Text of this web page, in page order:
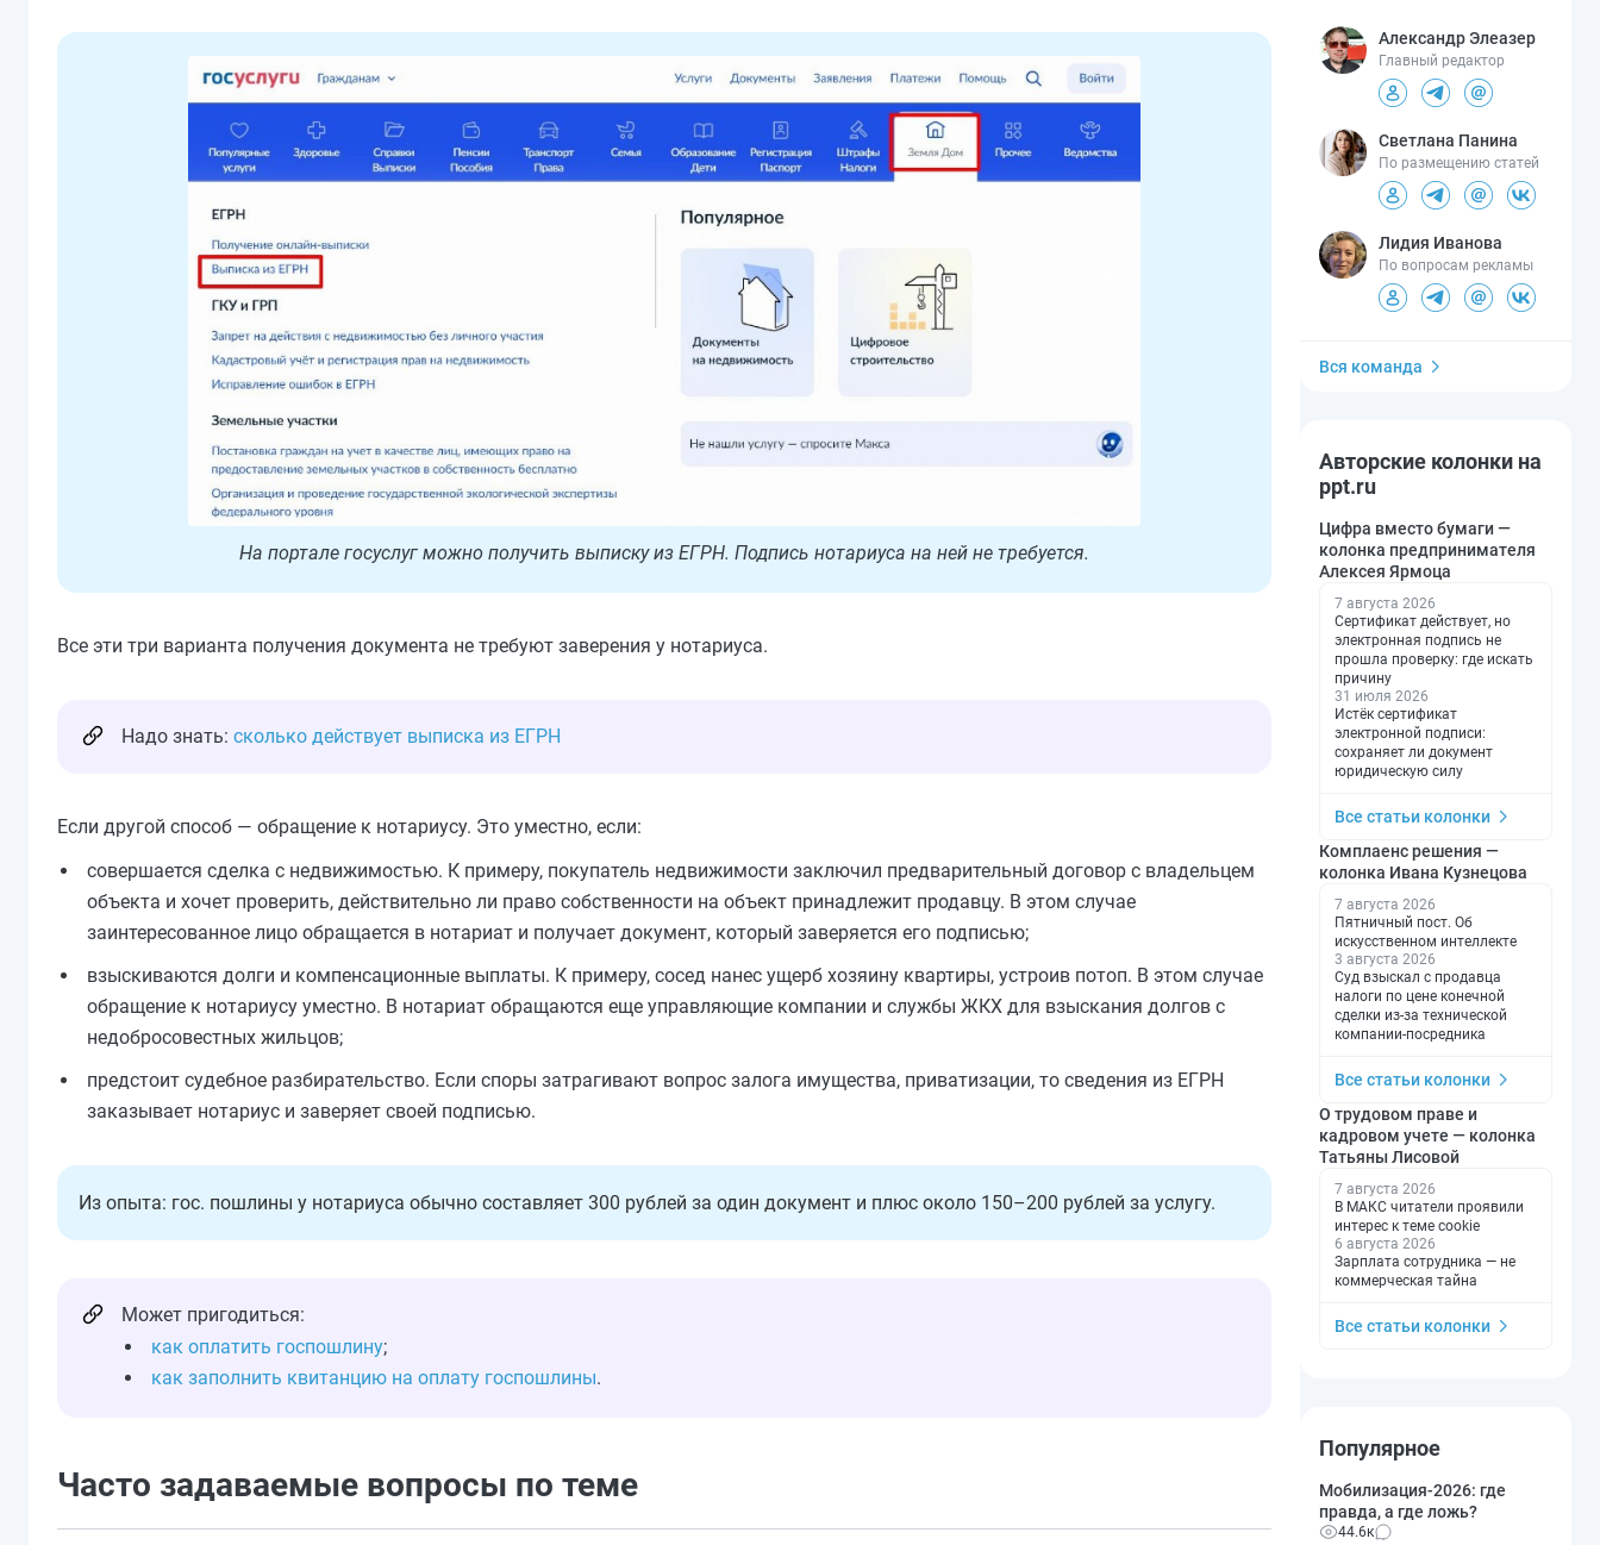
На портале госуслуг можно получить выписку из ЕГРН. Подпись нотариуса на ней не требуется.
Все эти три варианта получения документа не требуют заверения у нотариуса.
Надо знать: сколько действует выписка из ЕГРН
Если другой способ — обращение к нотариусу. Это уместно, если:
совершается сделка с недвижимостью. К примеру, покупатель недвижимости заключил предварительный договор с владельцем
объекта и хочет проверить, действительно ли право собственности на объект принадлежит продавцу. В этом случае
заинтересованное лицо обращается в нотариат и получает документ, который заверяется его подписью;
взыскиваются долги и компенсационные выплаты. К примеру, сосед нанес ущерб хозяину квартиры, устроив потоп. В этом случае
обращение к нотариусу уместно. В нотариат обращаются еще управляющие компании и службы ЖКХ для взыскания долгов с
недобросовестных жильцов;
предстоит судебное разбирательство. Если споры затрагивают вопрос залога имущества, приватизации, то сведения из ЕГРН
заказывает нотариус и заверяет своей подписью.
Из опыта: гос. пошлины у нотариуса обычно составляет 300 рублей за один документ и плюс около 150–200 рублей за услугу.
Может пригодиться:
как оплатить госпошлину;
как заполнить квитанцию на оплату госпошлины.
Часто задаваемые вопросы по теме
Александр Элеазер
Главный редактор
Светлана Панина
По размещению статей
Лидия Иванова
По вопросам рекламы
Вся команда
Авторские колонки на
ppt.ru
Цифра вместо бумаги —
колонка предпринимателя
Алексея Ярмоца
7 августа 2026
Сертификат действует, но
электронная подпись не
прошла проверку: где искать
причину
31 июля 2026
Истёк сертификат
электронной подписи:
сохраняет ли документ
юридическую силу
Все статьи колонки
Комплаенс решения —
колонка Ивана Кузнецова
7 августа 2026
Пятничный пост. Об
искусственном интеллекте
3 августа 2026
Суд взыскал с продавца
налоги по цене конечной
сделки из-за технической
компании-посредника
Все статьи колонки
О трудовом праве и
кадровом учете — колонка
Татьяны Лисовой
7 августа 2026
В МАКС читатели проявили
интерес к теме cookie
6 августа 2026
Зарплата сотрудника — не
коммерческая тайна
Все статьи колонки
Популярное
Мобилизация-2026: где
правда, а где ложь?
44.6к